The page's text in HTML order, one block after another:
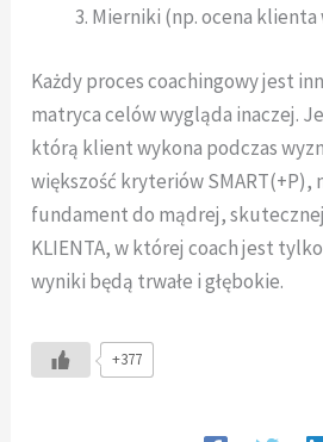
Mierniki (np. ocena klienta
Każdy proces coachingowy jest
matryca celów wygląda inaczej.
którą klient wykona podczas
większość kryteriów SMART(+P),
fundament do mądrej,
KLIENTA, w której coach jest
wyniki będą trwałe i głębokie.
+377